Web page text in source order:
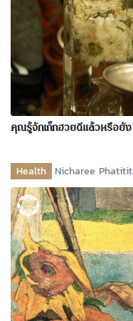
คุณรู้จักเก๊กฮวยดีแล้วหรือยัง
Health Nicharee Phatitit